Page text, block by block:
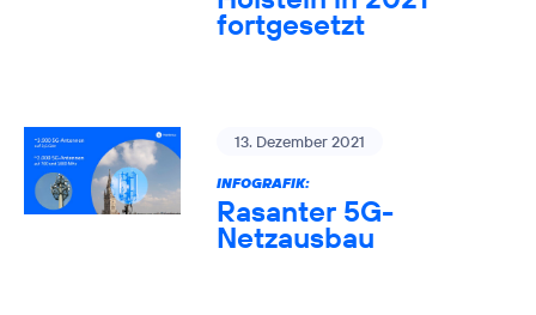
fortgesetzt
13. Dezember 2021
INFOGRAFIK:
Rasanter 5G-
Netzausbau